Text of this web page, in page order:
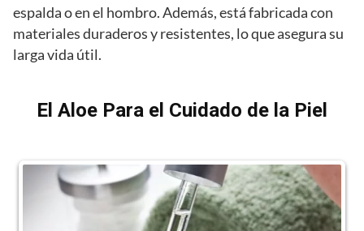
espalda o en el hombro. Además, está fabricada con
materiales duraderos y resistentes, lo que asegura su
larga vida útil.
El Aloe Para el Cuidado de la Piel